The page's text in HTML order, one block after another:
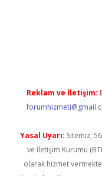
Reklam ve İletişim:
Yasal Uyarı: Sitemiz,
ve İletişim Kurumu
olarak hizmet